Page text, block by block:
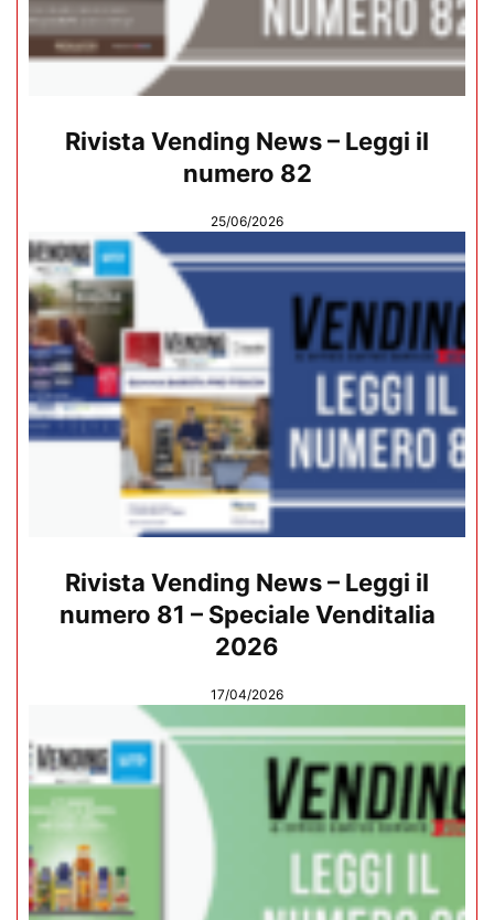
Rivista Vending News – Leggi il
numero 82
25/06/2026
Rivista Vending News – Leggi il
numero 81 – Speciale Venditalia
2026
17/04/2026